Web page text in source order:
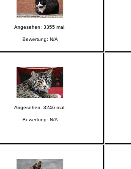
Angesehen: 3355 mal.
Bewertung: N/A
Angesehen: 3246 mal.
Bewertung: N/A